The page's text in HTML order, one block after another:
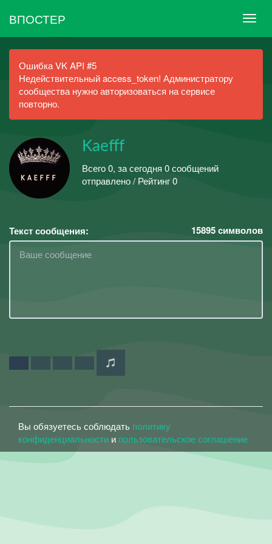
ВПОСТЕР
Ошибка VK API #5
Недействительный access_token! Администратору
сообщества нужно авторизоваться на сервисе
повторно.
Kaefff
Всего 0, за сегодня 0 сообщений
отправлено / Рейтинг 0
Текст сообщения: 15895символов
Вы обязуетесь соблюдать политику
конфиденциальности и пользовательское соглашение